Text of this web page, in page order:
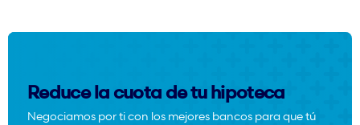
Reduce la cuota de tu hipoteca
Negociamos por ti con los mejores bancos para que tú